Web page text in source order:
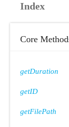
Index
Core
getDuration
getID
getFilePath